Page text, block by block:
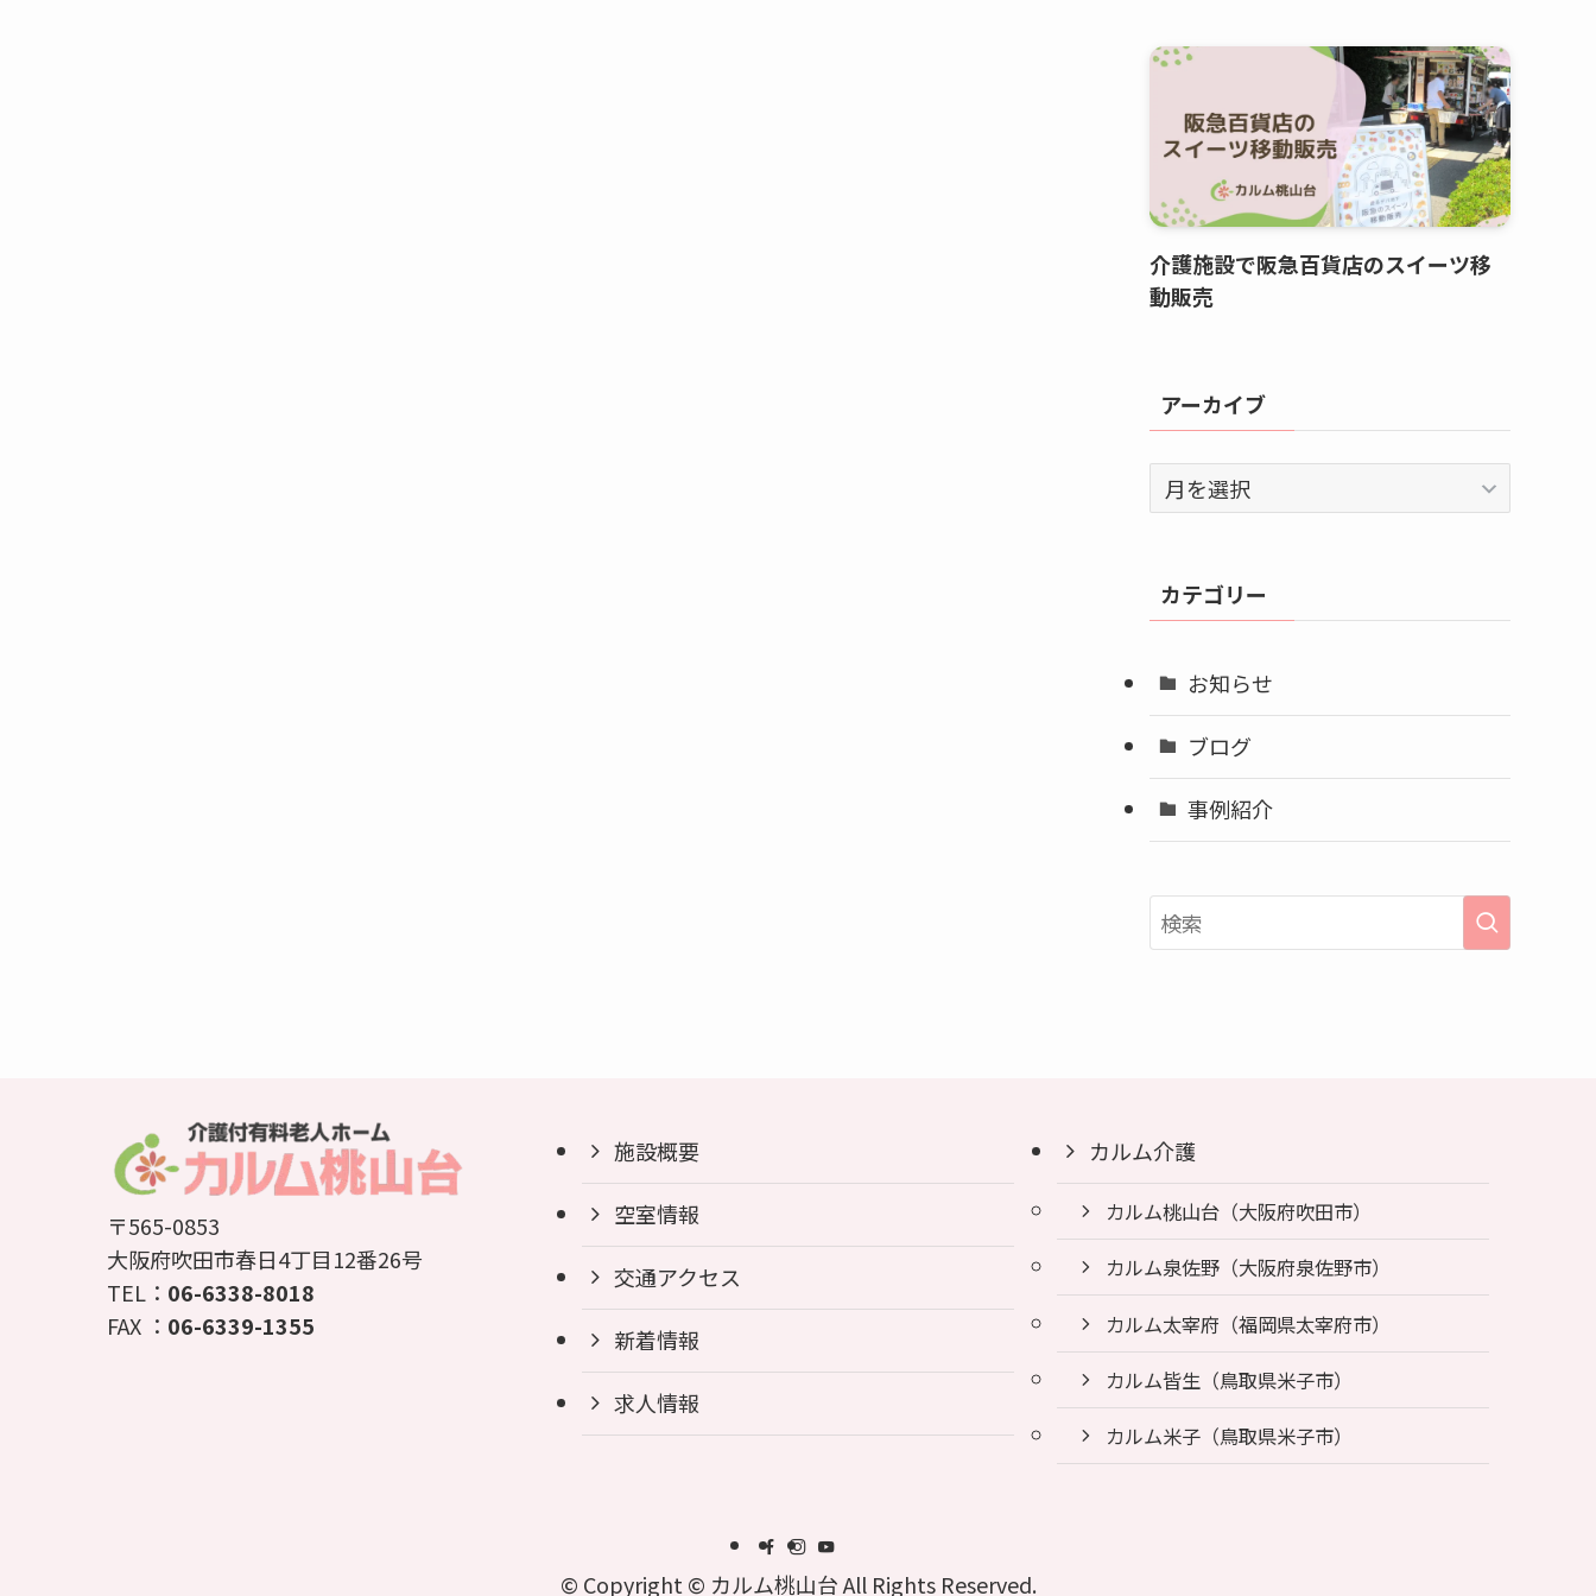
介護施設で阪急百貨店のスイーツ移
動販売
アーカイブ
ア
ー
イ
ブ
カテゴリー
お知らせ
ブログ
事例紹介
〒565-0853
大阪府吹田市春日4丁目12番26号
TEL： 06-6338-8018
FAX ： 06-6339-1355
施設概要
空室情報
交通アクセス
新着情報
求人情報
カルム介護
カルム桃山台（大阪府吹田市）
カルム泉佐野（大阪府泉佐野市）
カルム太宰府（福岡県太宰府市）
カルム皆生（鳥取県米子市）
カルム米子（鳥取県米子市）
© Copyright © カルム桃山台 All Rights Reserved.